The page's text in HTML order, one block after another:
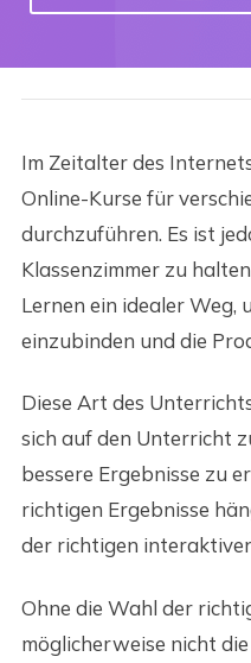
Im Zeitalter des
Online-Kurse für
durchzuführen. Es ist
Klassenzimmer zu
Lernen ein idealer Weg,
einzubinden und die
Diese Art des
sich auf den Unterricht
bessere Ergebnisse zu
richtigen Ergebnisse
der richtigen
Ohne die Wahl der
möglicherweise nicht